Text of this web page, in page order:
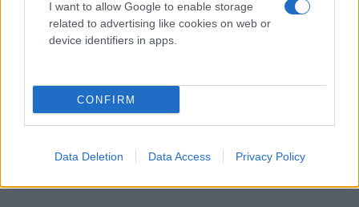
I want to allow Google to enable storage
related to advertising like cookies on web or
device identifiers in apps.
CONFIRM
Data Deletion Data Access Privacy Policy
μεταναστών». Σημειώνεται ότι στο βίντεο
παρουσίασε τον Ρεπουμπλικανό Τόνι Γκονσάλες,
από το Τέξας, ο οποίος αφού τον καλωσόρισε στην
εγκαταλειμμένοι».